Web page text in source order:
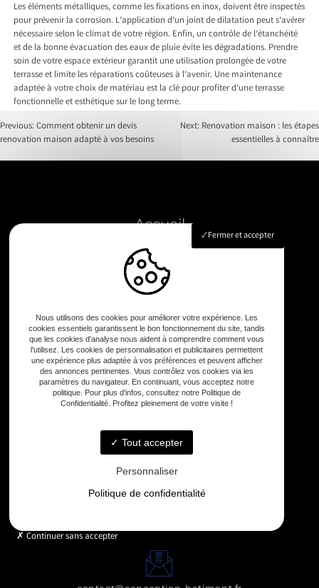
Les éléments métalliques, comme les fixations en inox, doivent être inspectés
pour prévenir la corrosion. L’application d’un joint de dilatation peut s’avérer
nécessaire selon le climat de votre région. Enfin, un contrôle de l’étanchéité
et de la bonne évacuation des eaux de pluie évite les dégradations. Prendre
soin de votre espace extérieur garantit une utilisation prolongée de votre
terrasse et limite les réparations coûteuses à l’avenir. Une maintenance
adaptée à votre choix de matériau est la clé pour profiter d’une terrasse
fonctionnelle et esthétique sur le long terme.
Post
Previous:Comment obtenir un devis
renovation maison adapté à vos besoins
Next: Renovation maison : les étapes
essentielles à connaître
Accueil
Construction
Rénovation
Dépannage
Construction terrasse
Entreprise de rénovation
Galerie
Contact
11 IMPASSE DES BLEUETS, 31790 SAINT-JORY
Fermer et accepter
Nous utilisons des cookies pour améliorer votre expérience. Les
cookies essentiels garantissent le bon fonctionnement du site, tandis
que les cookies d'analyse nous aident à comprendre comment vous
l'utilisez. Les cookies de personnalisation et publicitaires permettent
une expérience plus adaptée à vos préférences et peuvent afficher
des annonces pertinentes. Vous contrôlez vos cookies via les
paramètres du navigateur. En continuant, vous acceptez notre
politique. Pour plus d'infos, consultez notre Politique de
Confidentialité. Profitez pleinement de votre visite !
Tout accepter
Personnaliser
Politique de confidentialité
Continuer sans accepter